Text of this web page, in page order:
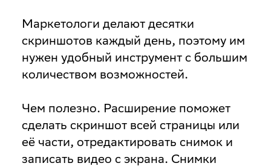
Маркетологи делают десятки
скриншотов каждый день, поэтому им
нужен удобный инструмент с большим
количеством возможностей.
Чем полезно. Расширение поможет
сделать скриншот всей страницы или
её части, отредактировать снимок и
записать видео с экрана. Снимки